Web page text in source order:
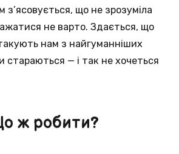
з’ясовується, що не зрозуміла
не варто. Здається, що
нам з найгуманніших
стараються — і так не хочеться
ж робити?